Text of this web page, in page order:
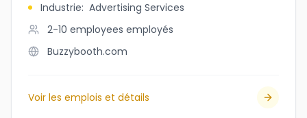
Industrie: Advertising Services
2-10 employees employés
Buzzybooth.com
Voir les emplois et détails